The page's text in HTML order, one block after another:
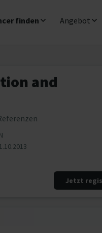
finden Angebot
and
Jetzt